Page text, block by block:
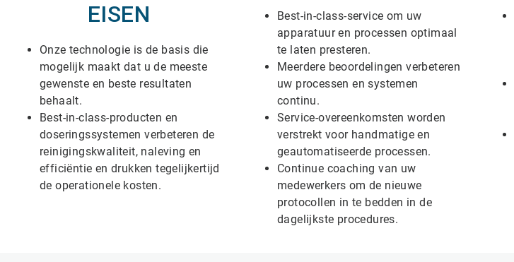
EISEN
Onze technologie is de basis die
mogelijk maakt dat u de meeste
gewenste en beste resultaten
behaalt.
Best-in-class-producten en
doseringssystemen verbeteren de
reinigingskwaliteit, naleving en
efficiëntie en drukken tegelijkertijd
de operationele kosten.
Best-in-class-service om uw
apparatuur en processen optimaal
te laten presteren.
Meerdere beoordelingen verbeteren
uw processen en systemen
continu.
Service-overeenkomsten worden
verstrekt voor handmatige en
geautomatiseerde processen.
Continue coaching van uw
medewerkers om de nieuwe
protocollen in te bedden in de
dagelijkste procedures.